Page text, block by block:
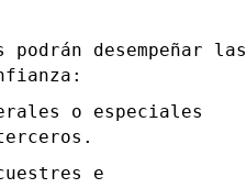
desempeñar las
o especiales
e